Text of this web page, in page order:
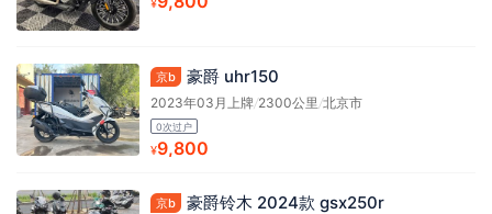
¥
京b 豪爵 uhr150
2023年03月上牌/2300公里 /北京市
0次过户
¥9,800
京b 豪爵铃木 2024款 gsx250r